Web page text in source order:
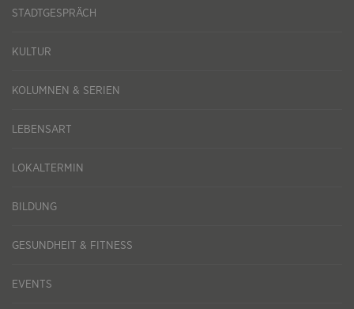
STADTGESPRÄCH
KULTUR
KOLUMNEN & SERIEN
LEBENSART
LOKALTERMIN
BILDUNG
GESUNDHEIT & FITNESS
EVENTS